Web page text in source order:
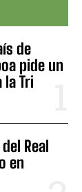
de
pide un
la Tri
Real
en